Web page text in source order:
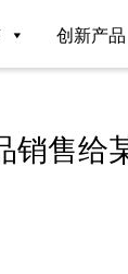
创新产品
销售给